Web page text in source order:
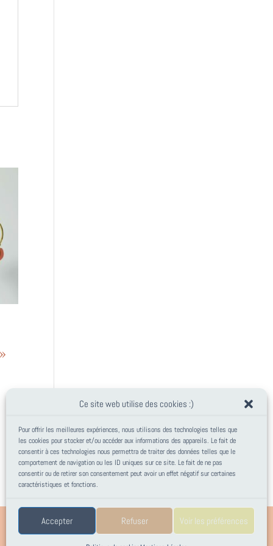
Ce site web utilise des cookies :)
Pour offrir les meilleures expériences, nous utilisons des technologies telles que
les cookies pour stocker et/ou accéder aux informations des appareils. Le fait de
consentir à ces technologies nous permettra de traiter des données telles que le
comportement de navigation ou les ID uniques sur ce site. Le fait de ne pas
consentir ou de retirer son consentement peut avoir un effet négatif sur certaines
caractéristiques et fonctions.
Accepter Refuser Voir les préférences